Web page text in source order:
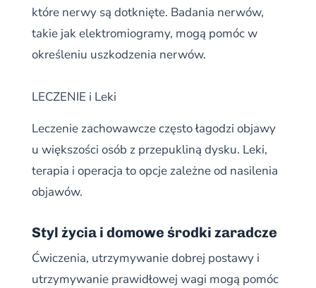
które nerwy są dotknięte. Badania nerwów,
takie jak elektromiogramy, mogą pomóc w
określeniu uszkodzenia nerwów.
LECZENIE i Leki
Leczenie zachowawcze często łagodzi objawy
u większości osób z przepukliną dysku. Leki,
terapia i operacja to opcje zależne od nasilenia
objawów.
Styl życia i domowe środki zaradcze
Ćwiczenia, utrzymywanie dobrej postawy i
utrzymywanie prawidłowej wagi mogą pomóc